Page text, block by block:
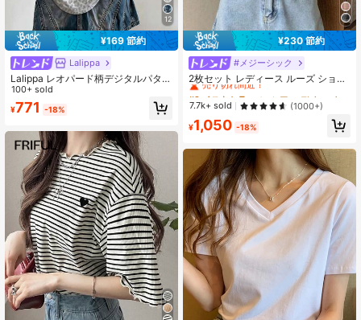
12
¥169 節約
Lalippa
Lalippa レオパード柄デジタルパター
ン ファッショナブル ミニマリスト
オーバーサイズ ミッドレングス ラウ
ンドネック ドロップショルダー レデ
100+ sold
¥771 -18%
¥230 節約
#メジーシック
2枚セット レディース ルーズ ショー
トシャツ & キャミソールトップ、春/
夏新作、チェック柄 薄手 セミシアー
シフォン 日よけブラウス カジュアル
ブラック
#2 ベストセラー
売り切れ間近！
#2 ベストセラー
売り切れ間近！
#2 ベストセラー
売り切れ間近！
#2 ベストセラー
売り切れ間近！
7.7k+ sold (1000+)
¥1,050 -18%